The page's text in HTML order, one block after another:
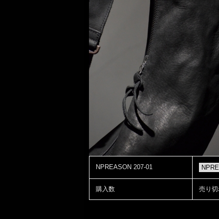
NPREASON 207-01
購入数 売り